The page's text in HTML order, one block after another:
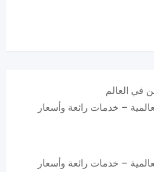
– خدمات رائعة وأسعار
– خدمات رائعة وأسعار